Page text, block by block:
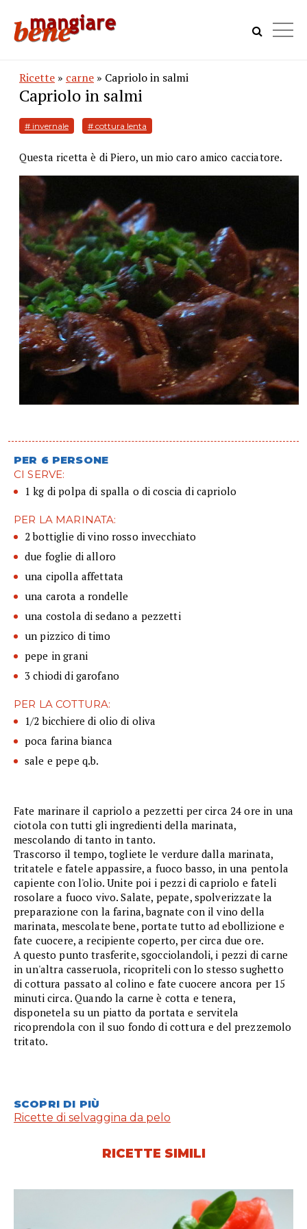
Ricette » carne » Capriolo in salmi
Capriolo in salmi
# invernale # cottura lenta
Questa ricetta è di Piero, un mio caro amico cacciatore.
PER 6 PERSONE
CI SERVE:
1 kg di polpa di spalla o di coscia di capriolo
PER LA MARINATA:
2 bottiglie di vino rosso invecchiato
due foglie di alloro
una cipolla affettata
una carota a rondelle
una costola di sedano a pezzetti
un pizzico di timo
pepe in grani
3 chiodi di garofano
PER LA COTTURA:
1/2 bicchiere di olio di oliva
poca farina bianca
sale e pepe q.b.
Fate marinare il capriolo a pezzetti per circa 24 ore in una
ciotola con tutti gli ingredienti della marinata,
mescolando di tanto in tanto.
Trascorso il tempo, togliete le verdure dalla marinata,
tritatele e fatele appassire, a fuoco basso, in una pentola
capiente con l'olio. Unite poi i pezzi di capriolo e fateli
rosolare a fuoco vivo. Salate, pepate, spolverizzate la
preparazione con la farina, bagnate con il vino della
marinata, mescolate bene, portate tutto ad ebollizione e
fate cuocere, a recipiente coperto, per circa due ore.
A questo punto trasferite, sgocciolandoli, i pezzi di carne
in un'altra casseruola, ricopriteli con lo stesso sughetto
di cottura passato al colino e fate cuocere ancora per 15
minuti circa. Quando la carne è cotta e tenera,
disponetela su un piatto da portata e servitela
ricoprendola con il suo fondo di cottura e del prezzemolo
tritato.
SCOPRI DI PIÙ
Ricette di selvaggina da pelo
RICETTE SIMILI